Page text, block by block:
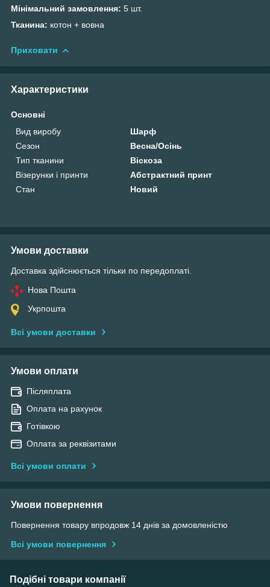
Мінімальний замовлення: 5 шт.
Тканина: котон + вовна
Приховати
Характеристики
Основні
Вид виробу
Шарф
Сезон
Весна/Осінь
Тип тканини
Віскоза
Візерунки і принти
Абстрактний принт
Стан
Новий
Умови доставки
Доставка здійснюється тільки по передоплаті.
Нова Пошта
Укрпошта
Всі умови доставки
Умови оплати
Післяплата
Оплата на рахунок
Готівкою
Оплата за реквізитами
Всі умови оплати
Умови повернення
Повернення товару впродовж 14 днів за домовленістю
Всі умови повернення
Подібні товари компанії